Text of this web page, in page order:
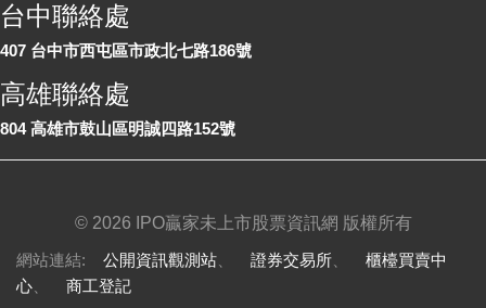
台中聯絡處
407 台中市西屯區市政北七路186號
高雄聯絡處
804 高雄市鼓山區明誠四路152號
© 2026 IPO贏家未上市股票資訊網 版權所有
網站連結: 公開資訊觀測站 證券交易所
櫃檯買賣中
心
商工登記